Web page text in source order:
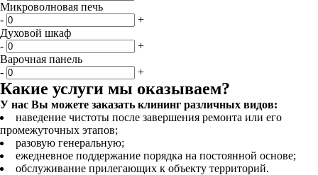
Микроволновая печь
-
+
Духовой шкаф
-
+
Варочная панель
-
+
Какие услуги мы оказываем?
У нас Вы можете заказать клининг различных видов:
наведение чистоты после завершения ремонта или его
промежуточных этапов;
разовую генеральную;
ежедневное поддержание порядка на постоянной основе;
обслуживание прилегающих к объекту территорий.